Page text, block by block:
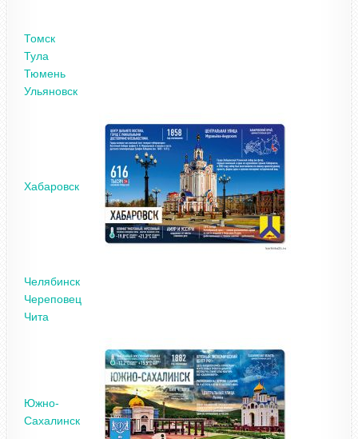
Томск
Тула
Тюмень
Ульяновск
Хабаровск
Челябинск
Череповец
Чита
Южно-
Сахалинск